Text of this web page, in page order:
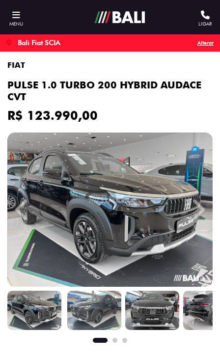
MENU LIGAR
Bali Fiat SCIA Alterar
FIAT
PULSE 1.0 TURBO 200 HYBRID AUDACE
CVT
R$ 123.990,00
Previous Next